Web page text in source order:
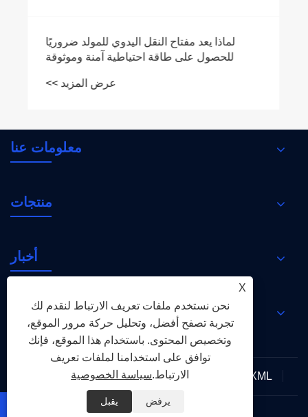
لماذا يعد مفتاح النقل اليدوي للمولد ضروريًا
للحصول على طاقة احتياطية آمنة وموثوقة
عرض المزيد >>
معلومات عنا
منتجات
أخبار
اتصل بنا
Links Sitemap XML سياسة الخصوصية

X
نحن نستخدم ملفات تعريف الارتباط لنقدم لك
تجربة تصفح أفضل، وتحليل حركة مرور الموقع،
وتخصيص المحتوى. باستخدام هذا الموقع، فإنك
توافق على استخدامنا لملفات تعريف
الارتباط.سياسة الخصوصية
يرفض يقبل